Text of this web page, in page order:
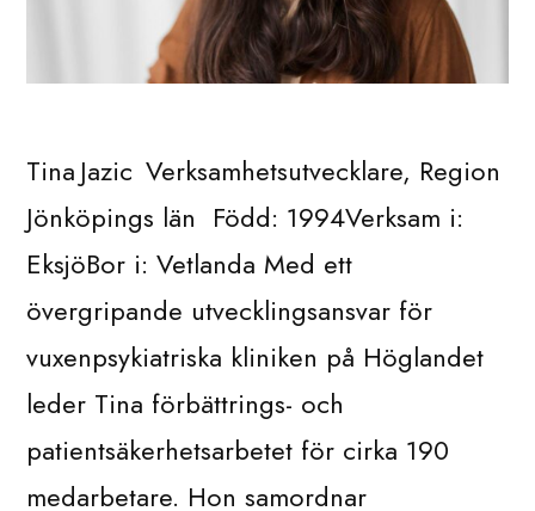
Tina Jazic Verksamhetsutvecklare, Region
Jönköpings län Född: 1994Verksam i:
EksjöBor i: Vetlanda Med ett
övergripande utvecklingsansvar för
vuxenpsykiatriska kliniken på Höglandet
leder Tina förbättrings- och
patientsäkerhetsarbetet för cirka 190
medarbetare. Hon samordnar